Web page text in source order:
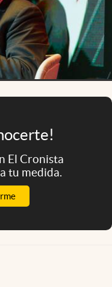
El Cronista
tu medida.